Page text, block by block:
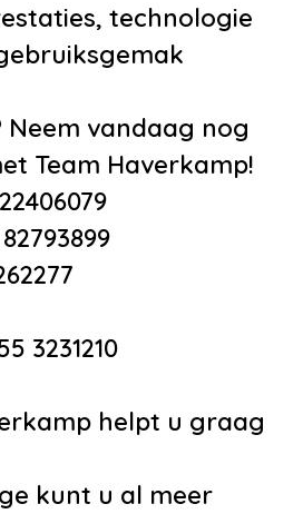
technologie
Neem vandaag nog
Team Haverkamp!
3231210
helpt u graag
kunt u al meer